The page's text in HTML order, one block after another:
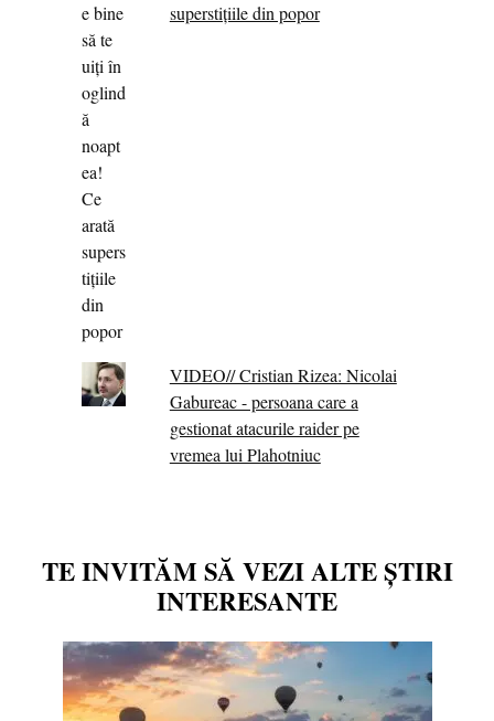
superstițiile din popor
VIDEO// Cristian Rizea: Nicolai
Gabureac - persoana care a
gestionat atacurile raider pe
vremea lui Plahotniuc
TE INVITĂM SĂ VEZI ALTE ȘTIRI
INTERESANTE